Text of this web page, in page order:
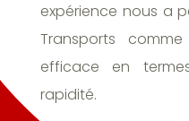
expérience nous a
Transports
efficace en
rapidité.